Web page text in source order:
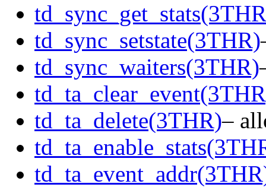
td_sync_setstate(3THR)
td_sync_waiters(3THR)
td_ta_delete(3THR)–